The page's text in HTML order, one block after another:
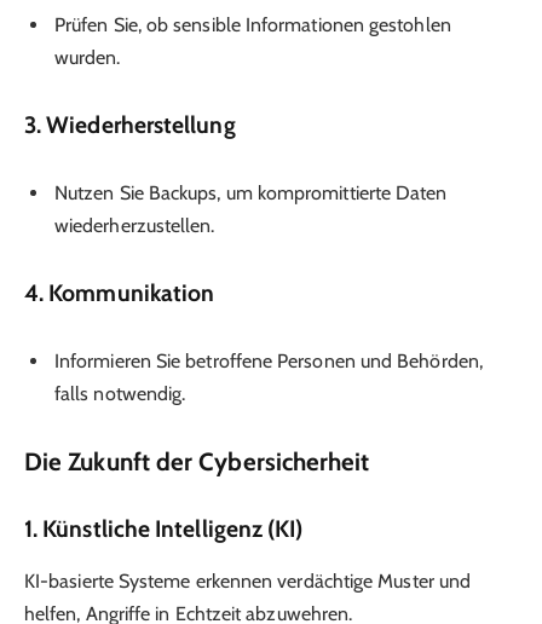
Prüfen Sie, ob sensible Informationen gestohlen
wurden.
3. Wiederherstellung
Nutzen Sie Backups, um kompromittierte Daten
wiederherzustellen.
4. Kommunikation
Informieren Sie betroffene Personen und Behörden,
falls notwendig.
Die Zukunft der Cybersicherheit
1. Künstliche Intelligenz (KI)
KI-basierte Systeme erkennen verdächtige Muster und
helfen, Angriffe in Echtzeit abzuwehren.